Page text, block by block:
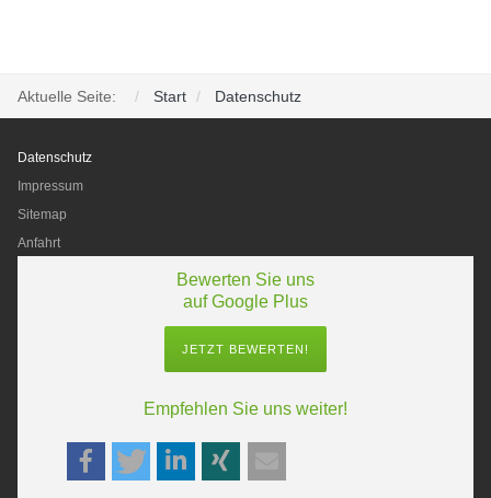
Aktuelle Seite: Start Datenschutz
Datenschutz
Impressum
Sitemap
Anfahrt
Bewerten Sie uns
auf Google Plus
JETZT BEWERTEN!
Empfehlen Sie uns weiter!